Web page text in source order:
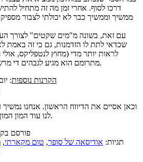
דרכו לסוף. אחרי זמן מה זה מתחיל
ממשיך וממשיך כבר לא יכולתי לצבור
עם זאת, בשונה מ"מים שקטים" לצורך
שכדאי לתת לו הזדמנות, גם כי זה באמת
לראות יותר מדי (מחוץ לנטפליקס,
מתרומם הוא מגיע לגבהים די מרשימים, לפחות בפן הוויזואלי.
הקרנות נוספות: יום
וכאן אסיים את הדיווח הראשון. אנחנו
לנו עוד המון המון סרטים במהלך חג. מבטיח.
פורסם
תגיות: אודיסאה של סופר, טום מקארתי,